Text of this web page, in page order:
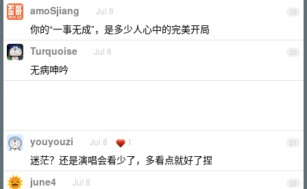
19
amoSjiang Jul 8
你的“一事无成”，是多少人心中的完美开局
20
Turquoise Jul 8
无病呻吟
21
youyouzi Jul 8 1
迷茫？还是演唱会看少了，多看点就好了捏
22
june4 Jul 8